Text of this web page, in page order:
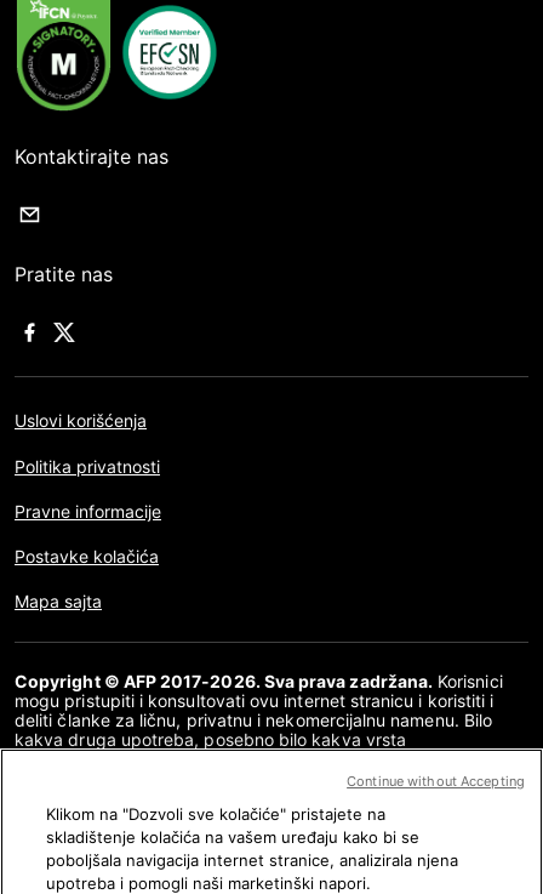
Kontaktirajte nas
Pratite nas
Uslovi korišćenja
Politika privatnosti
Pravne informacije
Postavke kolačića
Mapa sajta
Copyright © AFP 2017-2026. Sva prava zadržana. Korisnici
mogu pristupiti i konsultovati ovu internet stranicu i koristiti i
deliti članke za ličnu, privatnu i nekomercijalnu namenu. Bilo
kakva druga upotreba, posebno bilo kakva vrsta
internet stranice, u celosti ili delimično, za bilo koju drugu
bez posebne dozvole i saglasnosti AFP-a. Tema koja je opisana
ili uključena posredstvom linkova u okviru sadržaja provere
činjenica data je u meri u kojoj je to neophodno za ispravno
razumevanje provere dotičnih informacija. AFP nije dobio
Klikom na "Dozvoli sve kolačiće" pristajete na
skladištenje kolačića na vašem uređaju kako bi se
poboljšala navigacija internet stranice, analizirala njena
upotreba i pomogli naši marketinški napori.
Continue without Accepting